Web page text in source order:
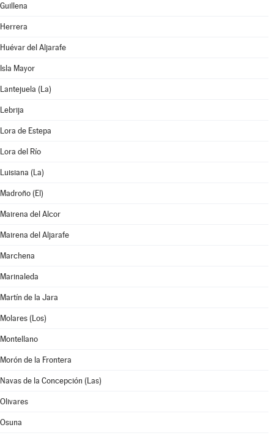
Guillena
Herrera
Huévar del Aljarafe
Isla Mayor
Lantejuela (La)
Lebrija
Lora de Estepa
Lora del Río
Luisiana (La)
Madroño (El)
Mairena del Alcor
Mairena del Aljarafe
Marchena
Marinaleda
Martín de la Jara
Molares (Los)
Montellano
Morón de la Frontera
Navas de la Concepción (Las)
Olivares
Osuna